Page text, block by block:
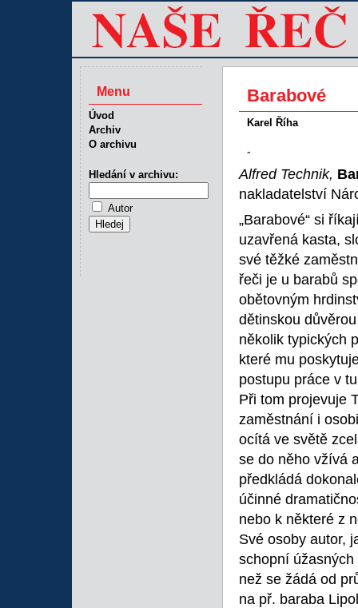
Barabové
Karel Říha
-
Alfred Technik,
nakladatelství
„Barabové“ si
uzavřená kasta,
své těžké
řeči je u barabů
obětovným
dětinskou
několik typických
které mu
postupu práce v
Při tom projevuje
zaměstnání i osobi
ocítá ve světě
se do něho vžívá
předkládá
účinné
nebo k některé z
Své osoby autor,
schopní
než se žádá od
na př. baraba
Menu
Úvod
Archiv
O archivu
Hledání v archivu:
Autor